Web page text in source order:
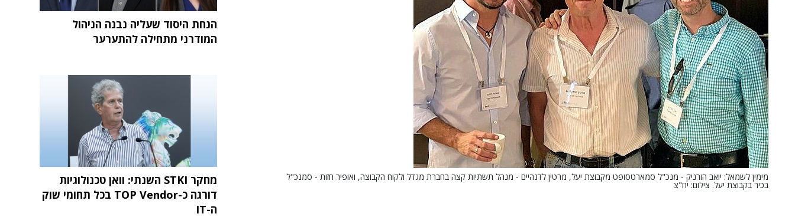
מימין לשמאל: יואב הורניק - מנכ"ל סמארטסופט מקבוצת יעל, מרטין לדנהיים - מנהל תשתיות קצה בחברת מגדל ולקוח הקבוצה, ואופיר חזות - סמנכ"ל
בכיר בקבוצת יעל. צילום: יח"צ
הנחת היסוד שעליה נבנה הניהול
המודרני מתחילה להתערער
מחקר STKI השנתי: וואן טכנולוגיות
דורגה כ-TOP Vendor בכל תחומי שוק
ה-IT